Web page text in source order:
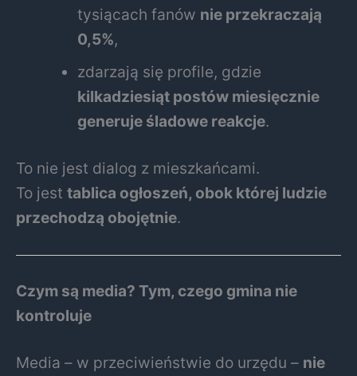
tysiącach fanów nie przekraczają
0,5%,
zdarzają się profile, gdzie
kilkadziesiąt postów miesięcznie
generuje śladowe reakcje.
To nie jest dialog z mieszkańcami.
To jest tablica ogłoszeń, obok której ludzie
przechodzą obojętnie.
Czym są media? Tym, czego gmina nie
kontroluje
Media – w przeciwieństwie do urzędu – nie